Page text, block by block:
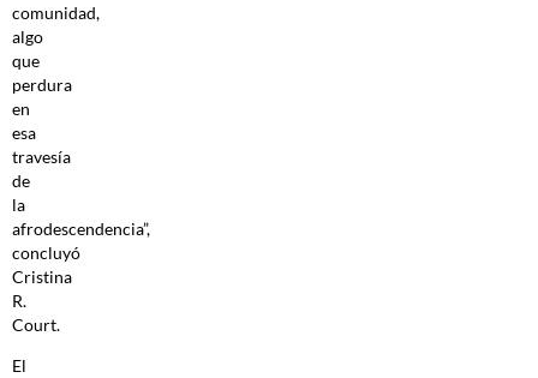
comunidad,
algo
que
perdura
en
esa
travesía
de
la
afrodescendencia”,
concluyó
Cristina
R.
Court.
El